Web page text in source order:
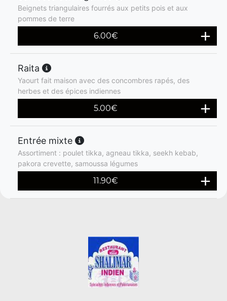
Beignets triangulaires fourrés aux petits pois et aux
pommes de terre
6.00€
Raita
Yaourt fait maison avec des concombres rapés, des
herbes et des épices indiennes
5.00€
Entrée mixte
Assortiment : poulet tikka, agneau tikka, seekh kebab,
pakora crevette, samoussa légumes
11.90€